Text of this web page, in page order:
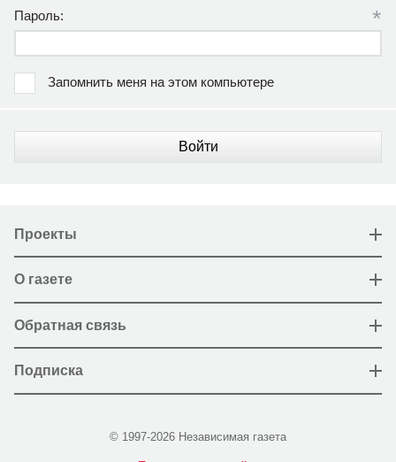
Пароль: *
Запомнить меня на этом компьютере
Войти
Проекты
О газете
Обратная связь
Подписка
© 1997-2026 Независимая газета